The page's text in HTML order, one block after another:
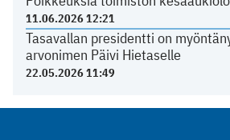
11.06.2026 12:21
Tasavallan presidentti on
arvonimen Päivi Hietaselle
22.05.2026 11:49